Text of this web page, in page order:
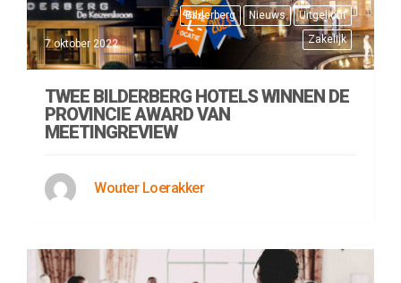
Bilderberg Nieuws
Uitgelicht
Zakelijk
7 oktober 2022
TWEE BILDERBERG HOTELS WINNEN DE
PROVINCIE AWARD VAN
MEETINGREVIEW
Wouter Loerakker